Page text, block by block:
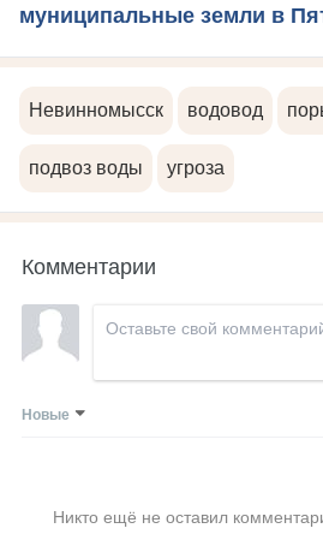
муниципальные земли в
Невинномысск водовод
подвоз воды угроза
Комментарии
Новые
Никто ещё не оставил